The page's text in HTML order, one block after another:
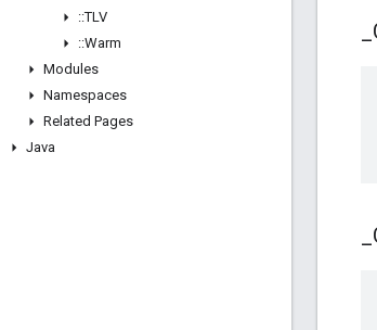
::TLV
::Warm
Modules
Namespaces
Related Pages
Java